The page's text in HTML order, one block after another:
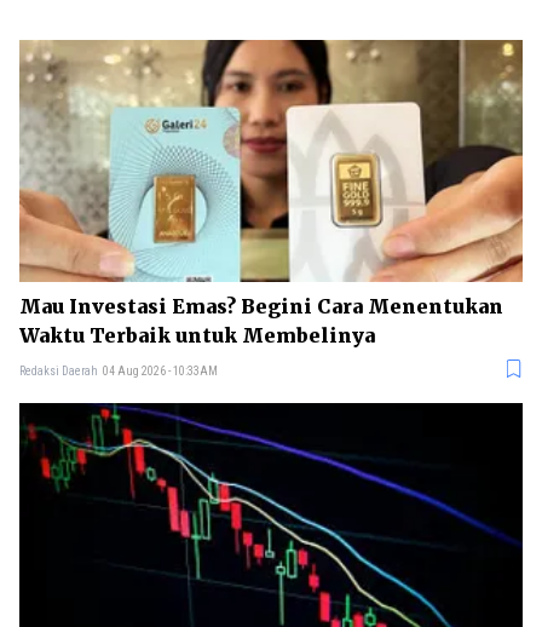
Mau Investasi Emas? Begini Cara Menentukan
Waktu Terbaik untuk Membelinya
Redaksi Daerah 04 Aug 2026 - 10:33AM